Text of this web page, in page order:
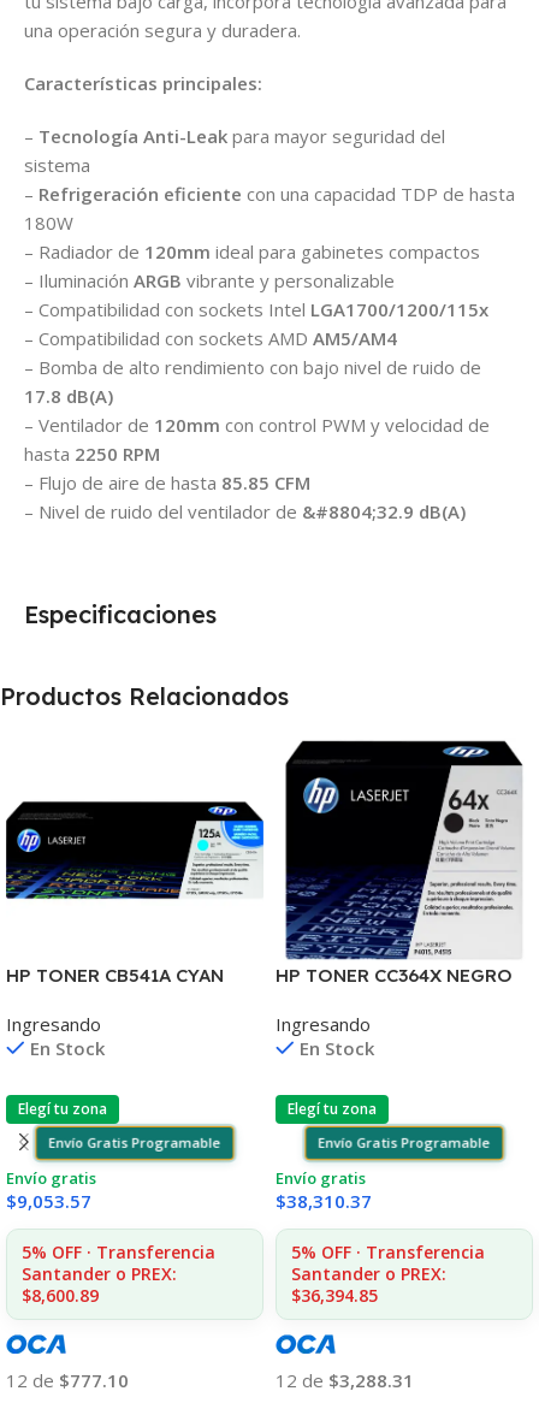
una operación segura y duradera.
Características principales:
– Tecnología Anti-Leak para mayor seguridad del
sistema
– Refrigeración eficiente con una capacidad TDP de hasta
180W
– Radiador de 120mm ideal para gabinetes compactos
– Iluminación ARGB vibrante y personalizable
– Compatibilidad con sockets Intel LGA1700/1200/115x
– Compatibilidad con sockets AMD AM5/AM4
– Bomba de alto rendimiento con bajo nivel de ruido de
17.8 dB(A)
– Ventilador de 120mm con control PWM y velocidad de
hasta 2250 RPM
– Flujo de aire de hasta 85.85 CFM
– Nivel de ruido del ventilador de &#8804;32.9 dB(A)
Especificaciones
Productos Relacionados
HP TONER CB541A CYAN
1215/1515/1510/1312
Ingresando
En Stock
Elegí tu zona
Envío Gratis Programable
Envío gratis
$9,053.57
5% OFF · Transferencia
Santander o PREX:
$8,600.89
12 de $777.10
HP TONER CC364X NEGRO
COPIAS
Ingresando
En Stock
Elegí tu zona
Envío Gratis Programable
Envío gratis
$38,310.37
5% OFF · Transferencia
Santander o PREX:
$36,394.85
12 de $3,288.31